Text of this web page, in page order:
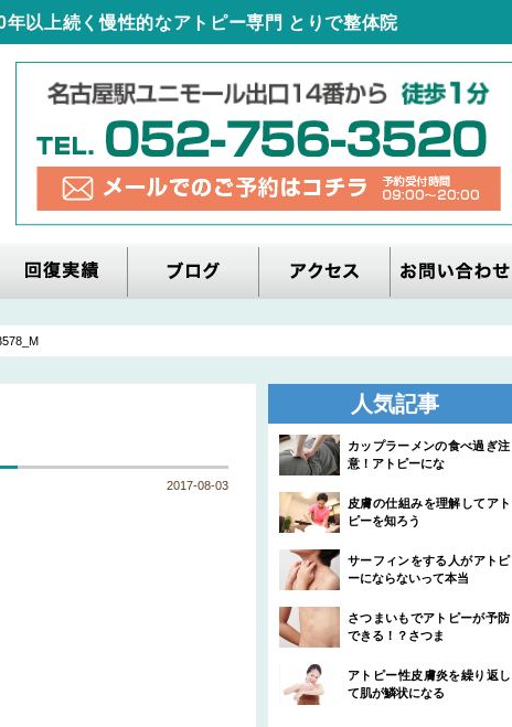
年以上続く慢性的なアトピー専門 とりで整体院
2017-08-03
人気記事
カップラーメンの食べ過ぎ注
意！アトピーにな
皮膚の仕組みを理解してアト
ピーを知ろう
サーフィンをする人がアトピ
ーにならないって本当
さつまいもでアトピーが予防
できる！？さつま
アトピー性皮膚炎を繰り返し
て肌が鱗状になる